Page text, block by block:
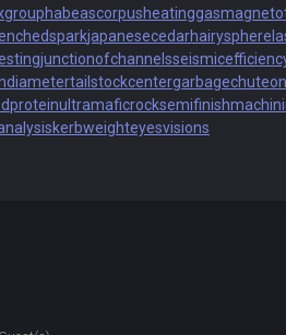
habeascorpusheatinggas
japanesecedarhairysphere
junctionofchannels
tailstockcentergarbagechute
ultramaficrock
kerbweighteyesvisions